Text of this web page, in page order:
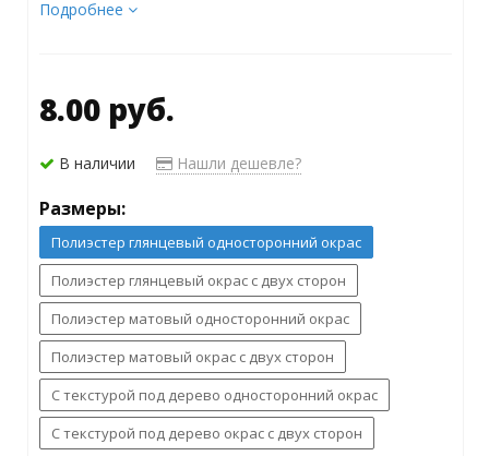
Подробнее
8.00 руб.
В наличии Нашли дешевле?
Размеры:
Полиэстер глянцевый односторонний окрас
Полиэстер глянцевый окрас c двух сторон
Полиэстер матовый односторонний окрас
Полиэстер матовый окрас с двух сторон
С текстурой под дерево односторонний окрас
С текстурой под дерево окрас c двух сторон